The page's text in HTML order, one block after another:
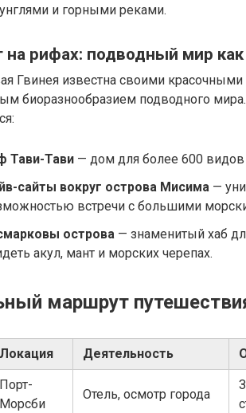
и горными реками.
на рифах: подводный мир
Гвинея известна своими
биоразнообразием подводного
Тави-Тави — дом для более 600
сайты вокруг острова Мисима —
встречи с большими
острова — знаменитый хаб
акул, мант и морских черепах.
маршрут
Локация Деятельность
Порт-
Морсби
Отель, осмотр города